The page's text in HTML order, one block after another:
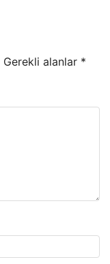
Gerekli alanlar *